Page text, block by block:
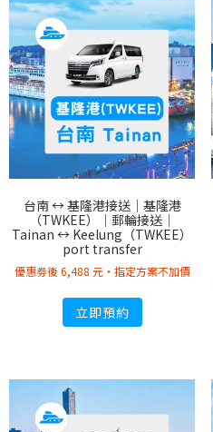
台南 ↔︎ 基隆港接送｜基隆港
（TWKEE）｜郵輪接送｜
Tainan ↔︎ Keelung（TWKEE）
port transfer
優惠劵後 6,488 元・指定方案不加價
立即預約